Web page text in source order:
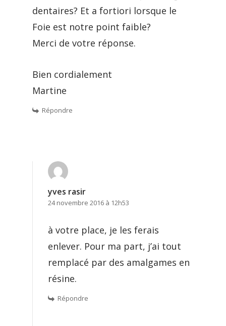
dentaires? Et a fortiori lorsque le
Foie est notre point faible?
Merci de votre réponse.
Bien cordialement
Martine
Répondre
yves rasir
24 novembre 2016 à 12h53
à votre place, je les ferais
enlever. Pour ma part, j’ai tout
remplacé par des amalgames en
résine.
Répondre